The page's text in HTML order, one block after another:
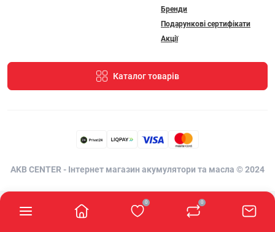
0 0
Бренди
Подарункові сертифікати
Акції
Каталог товарів
AKB CENTER - Інтернет магазин акумулятори та масла © 2024